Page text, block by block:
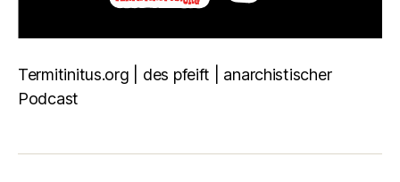
Termitinitus.org | des pfeift | anarchistischer
Podcast